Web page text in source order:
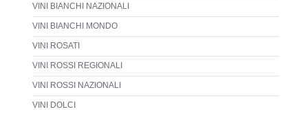
VINI BIANCHI NAZIONALI
VINI BIANCHI MONDO
VINI ROSATI
VINI ROSSI REGIONALI
VINI ROSSI NAZIONALI
VINI DOLCI